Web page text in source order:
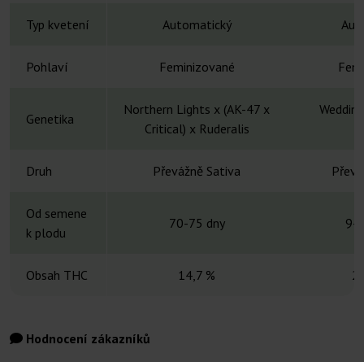
Typ kvetení Automatický
Pohlaví Feminizované
Genetika
Northern Lights x (AK-47 x
Critical) x Ruderalis
Druh Převážně Sativa
Od semene
k plodu
70-75 dny 9-
Obsah THC 14,7 %
Hodnocení zákazníků